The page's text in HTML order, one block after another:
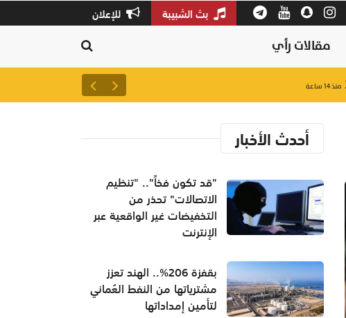
بث الشبيبة للإعلان
مقالات رأي
منذ ١٤ ساعة لتعزيز سلاسل الإمداد..
أحدث الأخبار
"قد تكون فخاً".. "تنظيم
الاتصالات" تحذر من
التخفيضات غير الواقعية عبر
الإنترنت
بقفزة 206%.. الهند تعزز
مشترياتها من النفط العُماني
لتأمين إمداداتها